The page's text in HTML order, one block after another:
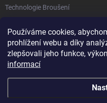
Používáme cookies,
prohlížení webu a díky
zlepšovali jeho funkce,
informací
Technologie Broušení
Technologie Laserová Ablace